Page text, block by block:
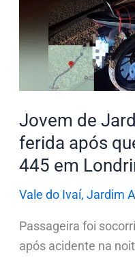
Jovem de
ferida após
445 em
Vale do Ivaí, Jardim
Passageira foi
após acidente na
Alegre
fica
ferida
queda
moto
na
PR-
445
Londrina